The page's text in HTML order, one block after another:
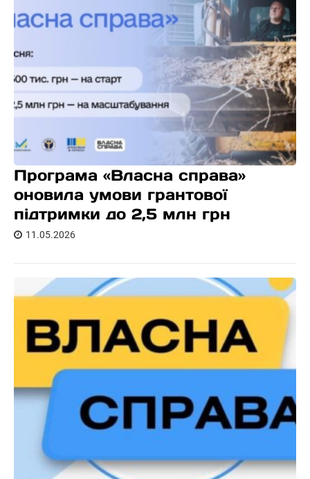
Програма «Власна справа»
оновила умови грантової
підтримки до 2,5 млн грн
11.05.2026